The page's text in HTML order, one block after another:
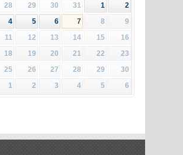
28 29 30 31 1
2
4 5 6 7 8
9
11 12 13 14 15
16
18 19 20 21 22
23
25 26 27 28 29
30
1 2 3 4 5 6